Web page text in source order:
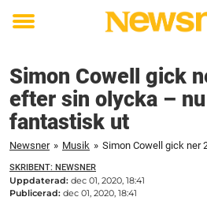
Toggle
Simon Cowell gick
efter sin olycka –
fantastisk ut
Newsner » Musik »
SKRIBENT: NEWSNER
Uppdaterad: dec 01, 2020, 18:41
Publicerad: dec 01, 2020, 18:41